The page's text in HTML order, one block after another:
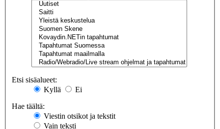
Etsi sisäalueet:
Kyllä
Ei
Hae täältä:
Viestin otsikot ja tekstit
Vain teksti